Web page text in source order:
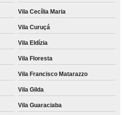
Vila Cecília Maria
Vila Curuçá
Vila Eldízia
Vila Floresta
Vila Francisco Matarazzo
Vila Gilda
Vila Guaraciaba